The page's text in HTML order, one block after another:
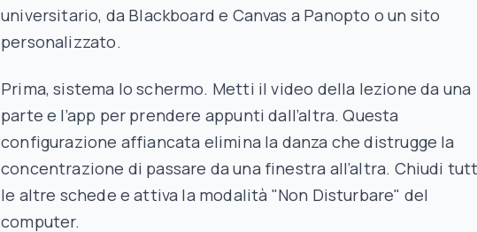
universitario, da Blackboard e Canvas a Panopto o un sito
personalizzato.
Prima, sistema lo schermo. Metti il video della lezione da una
parte e l’app per prendere appunti dall’altra. Questa
configurazione affiancata elimina la danza che distrugge la
concentrazione di passare da una finestra all’altra. Chiudi
le altre schede e attiva la modalità "Non Disturbare" del
computer.